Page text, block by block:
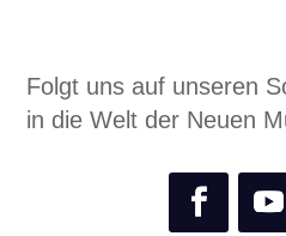
Folgt uns auf unseren
in die Welt der Neuen